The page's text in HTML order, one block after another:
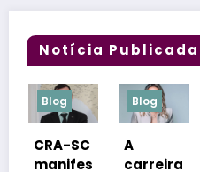
Notícia Publicada
Blog
A
carreira
Blog
empreg